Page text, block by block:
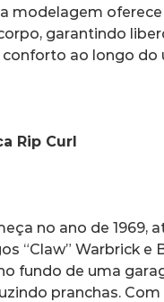
modelagem
garantindo
ao longo do
Rip Curl
no ano de 1969,
“Claw” Warbrick e
fundo de uma
pranchas. Com